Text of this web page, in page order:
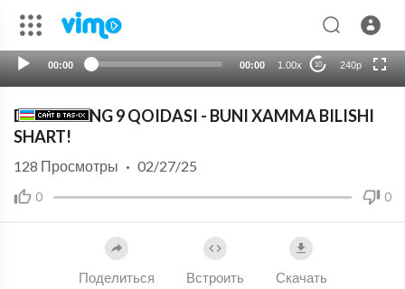
00:00 00:00 1.00x 10 240p
720p
DUNYONING 9 QOIDASI - BUNI XAMMA BILISHI
SHART!
0 0
128 Просмотры · 02/27/25
Поделиться Встроить Скачать